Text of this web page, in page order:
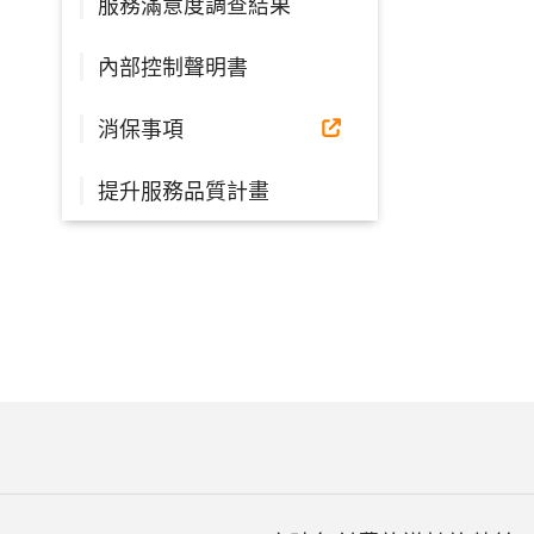
內部控制聲明書
消保事項
提升服務品質計畫